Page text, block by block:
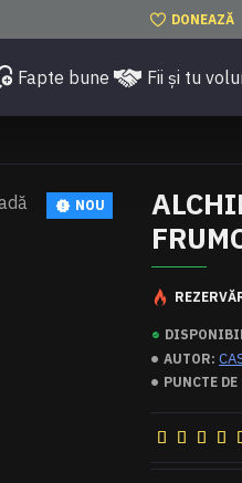
DONEAZĂ
Fapte bune Fii și tu
NOU
AUTOR:
PUNCTE